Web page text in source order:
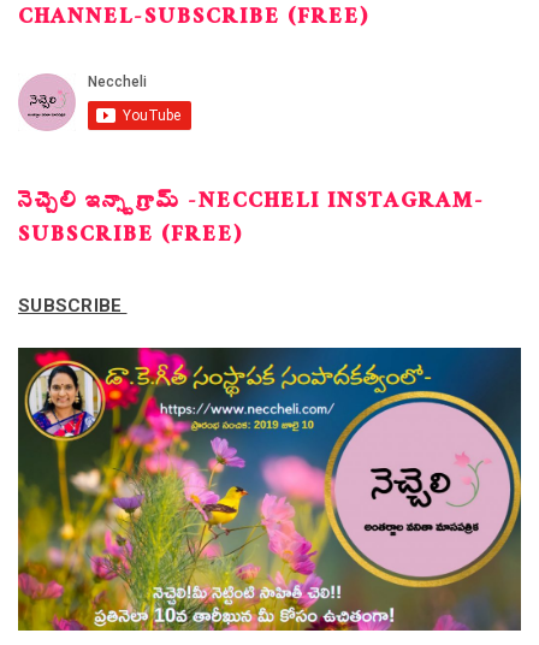
CHANNEL-SUBSCRIBE (FREE)
నెచ్చెలి ఇన్స్టాగ్రామ్ -NECCHELI INSTAGRAM-
SUBSCRIBE (FREE)
SUBSCRIBE